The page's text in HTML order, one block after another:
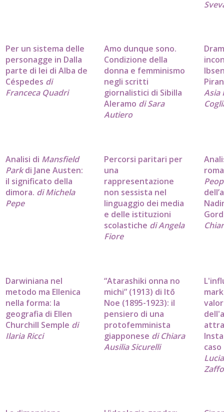
Per un sistema delle
personagge in Dalla
parte di lei di Alba de
Céspedes di
Franceca Quadri
Amo dunque sono.
Condizione della
donna e femminismo
negli scritti
giornalistici di Sibilla
Aleramo di Sara
Autiero
Asia
Analisi di Mansfield
Parkdi Jane Austen:
il significato della
dimora. di Michela
Pepe
Percorsi paritari per
una
rappresentazione
non sessista nel
linguaggio dei media
e delle istituzioni
scolastiche di Angela
Fiore
Darwiniana nel
metodo ma Ellenica
nella forma: la
geografia di Ellen
Churchill Semple di
Ilaria Ricci
“Atarashiki onna no
michi” (1913) di Itō
Noe (1895-1923): il
pensiero di una
protofemminista
giapponese di Chiara
Ausilia Sicurelli